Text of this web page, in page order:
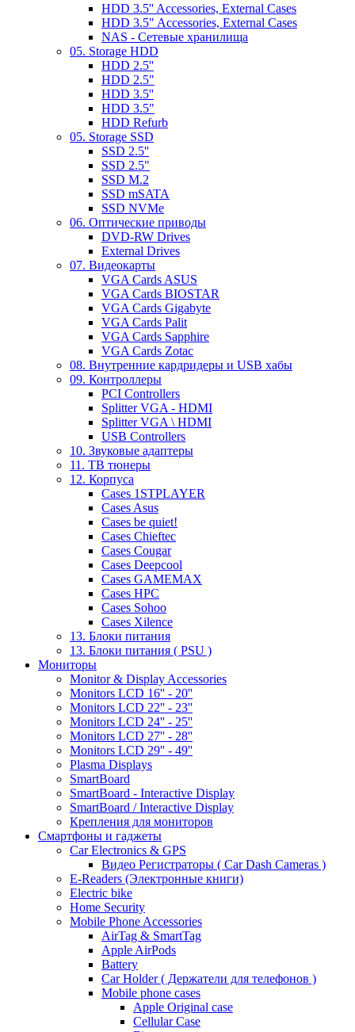
HDD 3.5'' Accessories, External Cases
HDD 3.5" Accessories, External Cases
NAS - Сетевые хранилища
05. Storage HDD
HDD 2.5''
HDD 2.5"
HDD 3.5''
HDD 3.5"
HDD Refurb
05. Storage SSD
SSD 2.5''
SSD 2.5"
SSD M.2
SSD mSATA
SSD NVMe
06. Оптические приводы
DVD-RW Drives
External Drives
07. Видеокарты
VGA Cards ASUS
VGA Cards BIOSTAR
VGA Cards Gigabyte
VGA Cards Palit
VGA Cards Sapphire
VGA Cards Zotac
08. Внутренние кардридеры и USB хабы
09. Контроллеры
PCI Controllers
Splitter VGA - HDMI
Splitter VGA \ HDMI
USB Controllers
10. Звуковые адаптеры
11. ТВ тюнеры
12. Корпуса
Cases 1STPLAYER
Cases Asus
Cases be quiet!
Cases Chieftec
Cases Cougar
Cases Deepcool
Cases GAMEMAX
Cases HPC
Cases Sohoo
Cases Xilence
13. Блоки питания
13. Блоки питания ( PSU )
Мониторы
Monitor & Display Accessories
Monitors LCD 16'' - 20''
Monitors LCD 22'' - 23''
Monitors LCD 24'' - 25''
Monitors LCD 27'' - 28''
Monitors LCD 29'' - 49''
Plasma Displays
SmartBoard
SmartBoard - Interactive Display
SmartBoard / Interactive Display
Крепления для мониторов
Смартфоны и гаджеты
Car Electronics & GPS
Видео Регистраторы ( Car Dash Cameras )
E-Readers (Электронные книги)
Electric bike
Home Security
Mobile Phone Accessories
AirTag & SmartTag
Apple AirPods
Battery
Car Holder ( Держатели для телефонов )
Mobile phone cases
Apple Original case
Cellular Case